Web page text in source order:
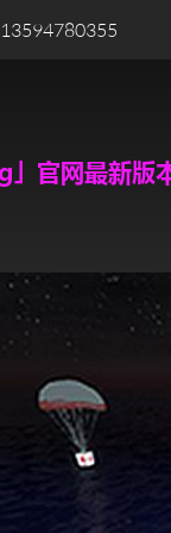
13594780355